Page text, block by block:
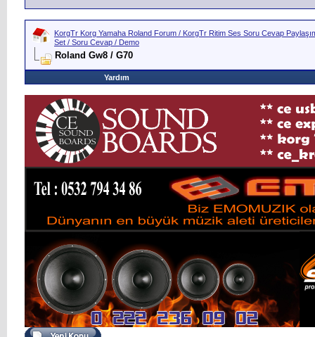
KorgTr Korg Yamaha Roland Forum / KorgTr Ritim Ses Soru Cevap
Set / Soru Cevap / Demo
Roland Gw8 / G70
Yardım